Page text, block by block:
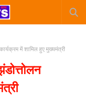
में शामिल हुए मुख्यमंत्री